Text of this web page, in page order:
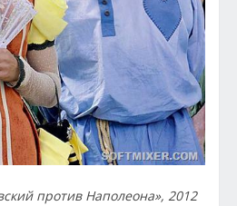
против Наполеона», 2012